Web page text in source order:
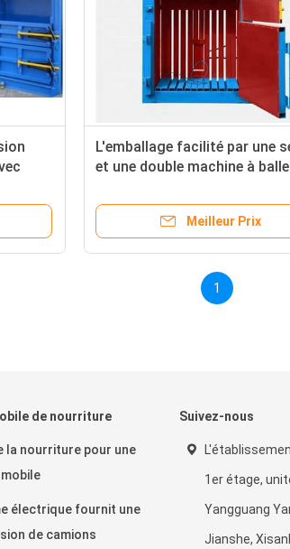
L'emballage facilité par une
et une double machine à
performance
Meilleur Prix
1
de nourriture
la nourriture pour une
électrique fournit une
de camions
Suivez-nous
1er étage,
Yangguang
Jianshe,